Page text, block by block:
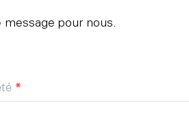
message pour nous.
*